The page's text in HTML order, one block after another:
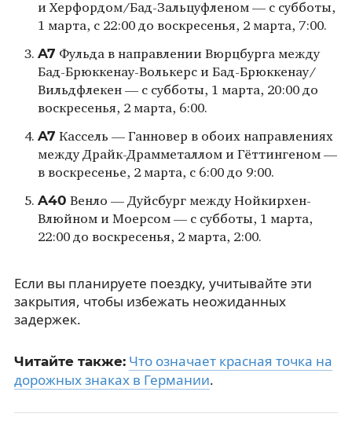
и Херфордом/Бад-Зальцуфленом — с субботы,
1 марта, с 22:00 до воскресенья, 2 марта, 7:00.
A7 Фульда в направлении Вюрцбурга между
Бад-Брюккенау-Волькерс и Бад-Брюккенау/
Вильдфлекен — с субботы, 1 марта, 20:00 до
воскресенья, 2 марта, 6:00.
A7 Кассель — Ганновер в обоих направлениях
между Драйк-Драмметаллом и Гёттингеном —
в воскресенье, 2 марта, с 6:00 до 9:00.
A40 Венло — Дуйсбург между Нойкирхен-
Влюйном и Моерсом — с субботы, 1 марта,
22:00 до воскресенья, 2 марта, 2:00.
Если вы планируете поездку, учитывайте эти
закрытия, чтобы избежать неожиданных
задержек.
Читайте также: Что означает красная точка на
дорожных знаках в Германии.